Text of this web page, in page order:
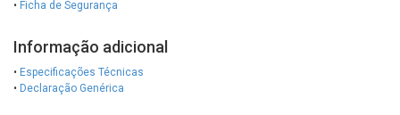
• Ficha de Segurança
Informação adicional
• Especificações Técnicas
• Declaração Genérica